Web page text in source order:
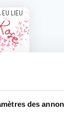
des
LIEU